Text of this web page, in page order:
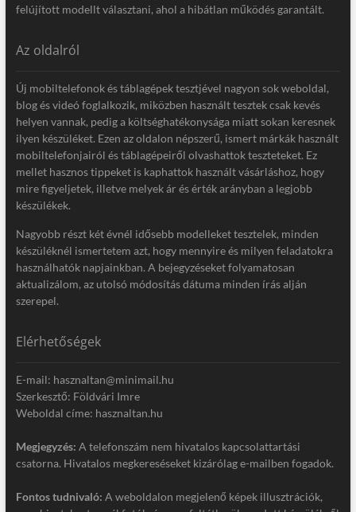
felújított modellt választani, ahol a hibátlan működés garantált.
Az oldalról
Új mobiltelefonok és táblagépek tesztjével nagyon sok weboldal,
blog és videó foglalkozik, miközben használt tesztek csak kevés
helyen vannak, pedig a költséghatékonysága miatt sokan keresnek
ilyen készüléket. Ezen az oldalon népszerű, ismert márkák használt
mobiltelefonjairól és táblagépeiről olvashattok teszteteket. Ez
mellet hasznos tippeket is kaphattok használt vásárláshoz, hogy
mire figyeljetek, illetve melyek ár és érték arányban a legjobb
készülékek.
Nagyobb részt két évnél idősebb modelleket tesztelek, minden
készüléknél ismertetem azt, hogy mennyire és milyen feladatokra
használhatók napjainkban. A bejegyzéseket folyamatosan
aktualizálom, az utolsó módosítás dátuma minden írás alján
szerepel.
Elérhetőségek
E-mail: hasznaltan@minimail.hu
Szerkesztő: Földvári Imre
Weboldal címe: hasznaltan.hu
Megjegyzés: A telefonszám nem hivatalos kapcsolattartási
csatorna. Hivatalos megkereséseket kizárólag e-mailben fogadok.
Fontos tudnivaló: A weboldalon megjelenő képek illusztrációk,